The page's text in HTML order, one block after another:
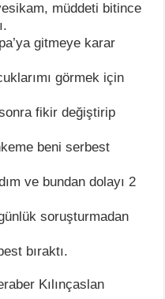
müddeti bitince
gitmeye karar
görmek için
fikir değiştirip
beni serbest
ve bundan dolayı 2
soruşturmadan
bıraktı.
Kılınçaslan